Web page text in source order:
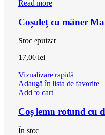
Read more
Coșuleț cu mâner
Stoc epuizat
17,00 lei
Vizualizare rapidă
Adaugă în lista de favorite
Add to cart
Coș lemn rotund cu
În stoc